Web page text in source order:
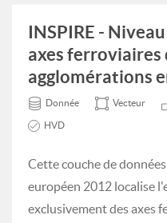
INSPIRE -
axes ferroviaires
agglomérations
Donnée Vecteur
HVD
Cette couche de
européen 2012 localise
exclusivement des axes